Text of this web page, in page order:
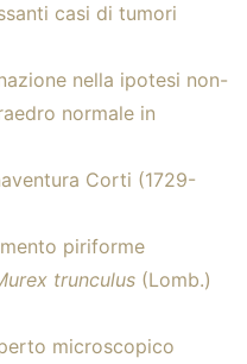
casi di tumori
nella ipotesi non-
normale in
Corti (1729-
piriforme
trunculus (Lomb.)
microscopico